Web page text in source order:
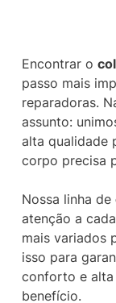
Encontrar o
passo mais
reparadoras.
assunto:
alta qualidade
corpo precisa
Nossa linha de
atenção a
mais variados
isso para
conforto e
benefício.